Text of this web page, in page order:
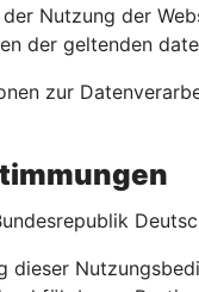
Nutzung der
der geltenden
zur
dieser